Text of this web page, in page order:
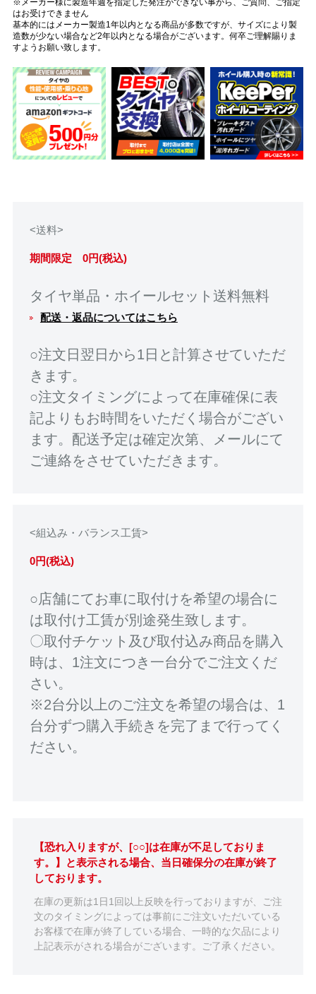
はお受けできません
基本的にはメーカー製造1年以内となる商品が多数ですが、サイズにより製
造数が少ない場合など2年以内となる場合がございます。何卒ご理解賜りま
すようお願い致します。
<送料>
期間限定 0円(税込)
タイヤ単品・ホイールセット送料無料
配送・返品についてはこちら
○注文日翌日から1日と計算させていただ
きます。
○注文タイミングによって在庫確保に表
記よりもお時間をいただく場合がござい
ます。配送予定は確定次第、メールにて
ご連絡をさせていただきます。
<組込み・バランス工賃>
0円(税込)
○店舗にてお車に取付けを希望の場合に
は取付け工賃が別途発生致します。
〇取付チケット及び取付込み商品を購入
時は、1注文につき一台分でご注文くだ
さい。
※2台分以上のご注文を希望の場合は、1
台分ずつ購入手続きを完了まで行ってく
ださい。
【恐れ入りますが、[○○]は在庫が不足しておりま
す。】と表示される場合、当日確保分の在庫が終了
しております。
在庫の更新は1日1回以上反映を行っておりますが、ご注
文のタイミングによっては事前にご注文いただいている
お客様で在庫が終了している場合、一時的な欠品により
上記表示がされる場合がございます。ご了承ください。